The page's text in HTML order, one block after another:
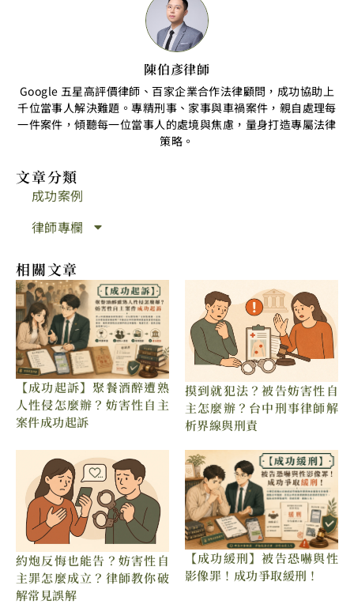
陳伯彥律師
Google 五星高評價律師、百家企業合作法律顧問，成功協助上
千位當事人解決難題。專精刑事、家事與車禍案件，親自處理每
一件案件，傾聽每一位當事人的處境與焦慮，量身打造專屬法律
策略。
文章分類
成功案例
律師專欄
相關文章
【成功起訴】聚餐酒醉遭熟
人性侵怎麼辦？妨害性自主
案件成功起訴
摸到就犯法？被告妨害性自
主怎麼辦？台中刑事律師解
析界線與刑責
約炮反悔也能告？妨害性自
主罪怎麼成立？律師教你破
解常見誤解
【成功緩刑】被告恐嚇與性
影像罪！成功爭取緩刑！